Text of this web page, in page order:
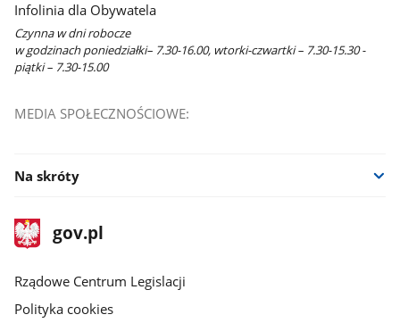
Infolinia dla Obywatela
Czynna w dni robocze
w godzinach poniedziałki– 7.30-16.00, wtorki-czwartki – 7.30-15.30 -
piątki – 7.30-15.00
MEDIA SPOŁECZNOŚCIOWE:
Na skróty
stopka
gov.plStrona
gov.pl
Rządowe Centrum Legislacji
Polityka cookies